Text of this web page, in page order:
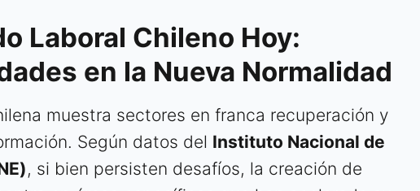
Laboral Chileno Hoy:
en la Nueva Normalidad
muestra sectores en franca recuperación y
Según datos del Instituto Nacional de
, si bien persisten desafíos, la creación de